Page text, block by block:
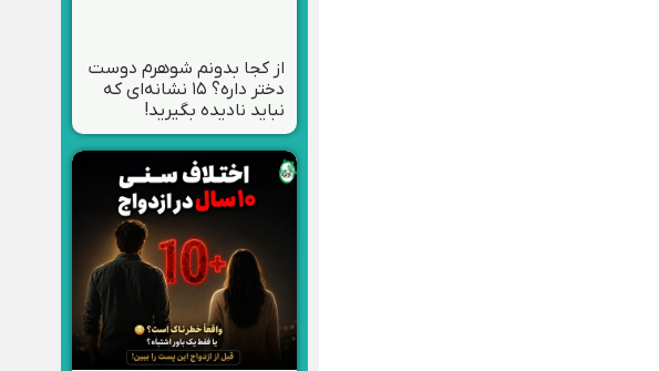
از کجا بدونم شوهرم دوست
دختر داره؟ ۱۵ نشانه‌ای که
نباید نادیده بگیرید!